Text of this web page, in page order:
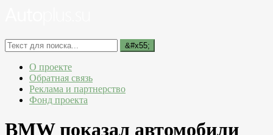
О проекте
Обратная связь
Реклама и партнерство
Фонд проекта
BMW показал автомобили